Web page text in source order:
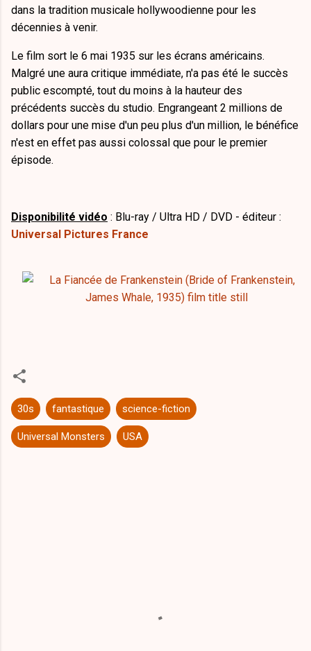
dans la tradition musicale hollywoodienne pour les
décennies à venir.
Le film sort le 6 mai 1935 sur les écrans américains.
Malgré une aura critique immédiate, n'a pas été le succès
public escompté, tout du moins à la hauteur des
précédents succès du studio. Engrangeant 2 millions de
dollars pour une mise d'un peu plus d'un million, le bénéfice
n'est en effet pas aussi colossal que pour le premier
épisode.
Disponibilité vidéo : Blu-ray / Ultra HD / DVD - éditeur :
Universal Pictures France
30s fantastique science-fiction
Universal Monsters USA